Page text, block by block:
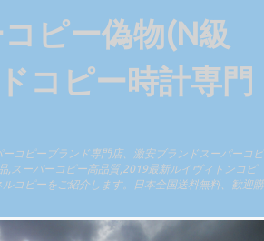
ピー偽物(N級
コピー時計専門
コピーブランド専門店、激安ブランドスーパーコピ
,スーパーコピー高品質,2019最新ルイヴィトンコピ
コピーをご紹介します。日本全国送料無料、歓迎購